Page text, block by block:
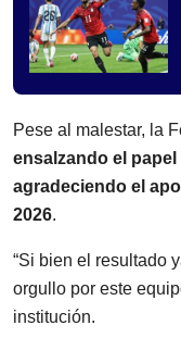
Pese al malestar, la
ensalzando el
agradeciendo el
2026.
“Si bien el resultado
orgullo por este
institución.